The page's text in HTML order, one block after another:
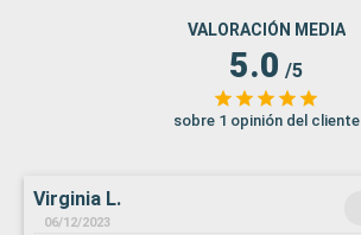
VALORACIÓN MEDIA
5.0 /5
sobre 1 opinión del cliente
Virginia L.
06/12/2023